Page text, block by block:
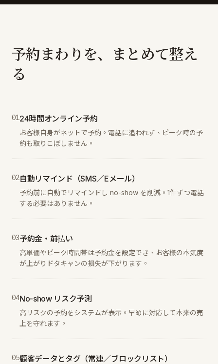
予約まわりを、まとめて整え
る
0124時間オンライン予約
お客様自身がネットで予約。電話に追われず、ピーク時の予
約も取りこぼしません。
02自動リマインド（SMS／Eメール）
予約前に自動でリマインドし no-show を削減。1件ずつ電話
する必要はありません。
03予約金・前払い
高単価やピーク時間帯は予約金を設定でき、お客様の本気度
が上がりドタキャンの損失が下がります。
04No-show リスク予測
高リスクの予約をシステムが表示。早めに対応して本来の売
上を守れます。
05顧客データとタグ（常連／ブロックリスト）